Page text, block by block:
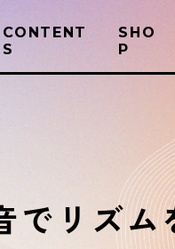
CONTENT
S
SHO
P
でリズム